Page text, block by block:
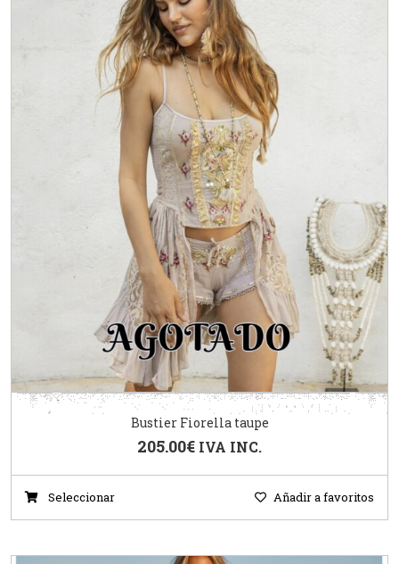
Bustier Fiorella taupe
205.00€ IVA INC.
Seleccionar Añadir a favoritos